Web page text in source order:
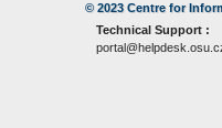
© 2023Centre for
Technical Support :